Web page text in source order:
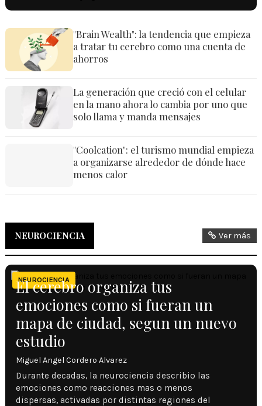
"Brain Wealth": la tendencia que empieza
a tratar tu cerebro como una cuenta de
ahorros
La generación que creció con el celular
en la mano ahora lo cambia por uno que
solo llama y manda mensajes
"Coolcation": el turismo mundial empieza
a organizarse alrededor de dónde hace
menos calor
NEUROCIENCIA Ver más
NEUROCIENCIA
El cerebro organiza tus
emociones como si fueran un
mapa de ciudad, segun un nuevo
estudio
Miguel Angel Cordero Alvarez
Durante decadas, la neurociencia describio las
emociones como reacciones mas o menos
dispersas, activadas por distintas regiones del